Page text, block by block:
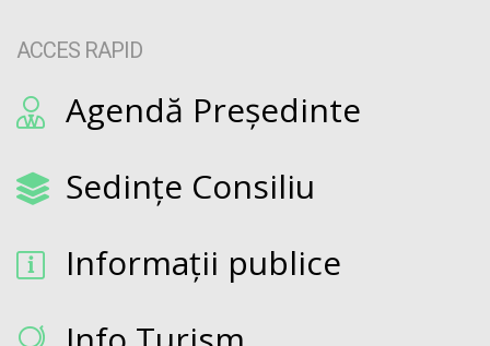
ACCES RAPID
Agendă Președinte
Sedințe Consiliu
Informații publice